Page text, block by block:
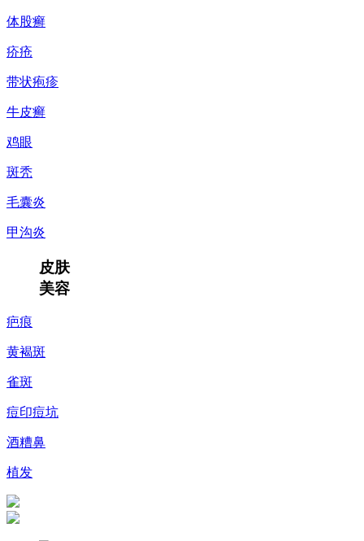
体股癣
疥疮
带状疱疹
牛皮癣
鸡眼
斑秃
毛囊炎
甲沟炎
皮肤
美容
疤痕
黄褐斑
雀斑
痘印痘坑
酒糟鼻
植发